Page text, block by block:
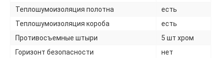
Теплошумоизоляция полотна
есть
Теплошумоизоляция короба
есть
Противосъемные штыри
5 шт хром
Горизонт безопасности
нет